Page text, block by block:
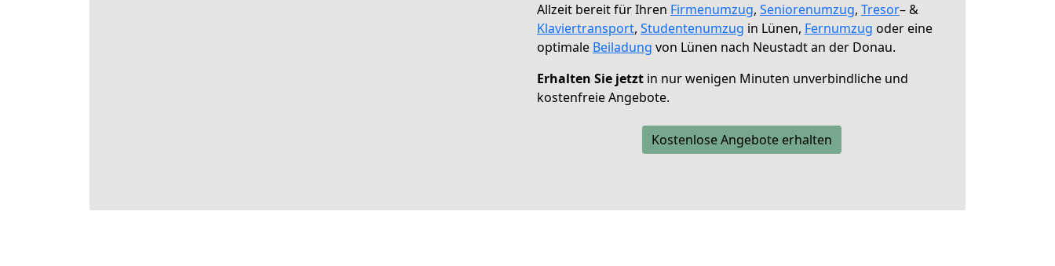
Allzeit bereit für Ihren Firmenumzug, Seniorenumzug, Tresor– &
Klaviertransport, Studentenumzug in Lünen, Fernumzug oder eine
optimale Beiladung von Lünen nach Neustadt an der Donau.
Erhalten Sie jetzt in nur wenigen Minuten unverbindliche und
kostenfreie Angebote.
Kostenlose Angebote erhalten